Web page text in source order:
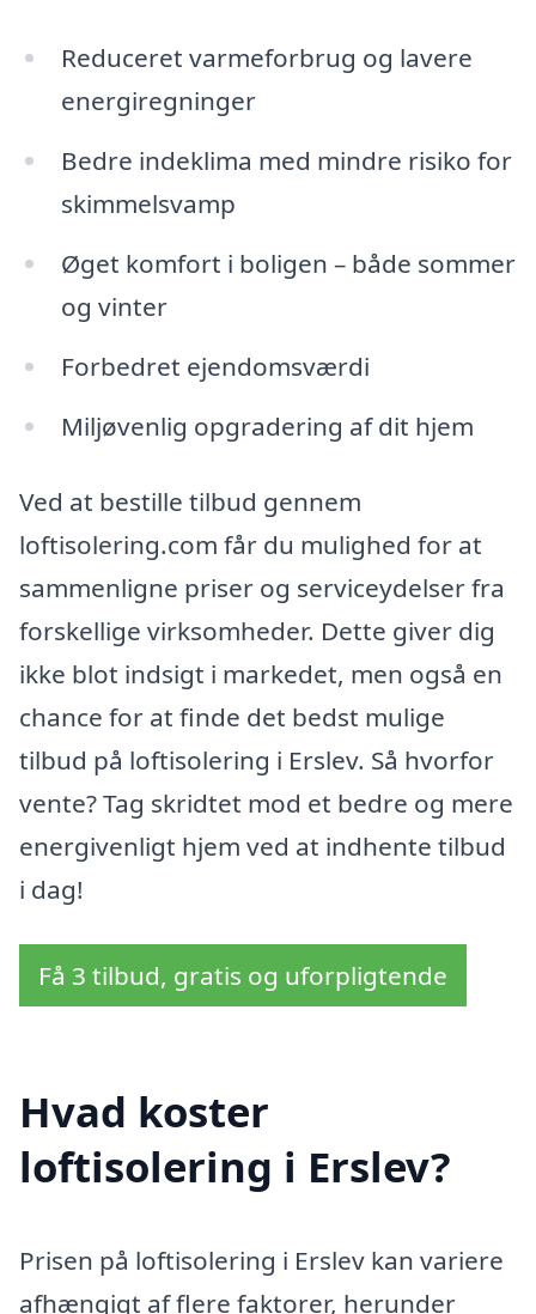
Reduceret varmeforbrug og lavere
energiregninger
Bedre indeklima med mindre risiko for
skimmelsvamp
Øget komfort i boligen – både sommer
og vinter
Forbedret ejendomsværdi
Miljøvenlig opgradering af dit hjem
Ved at bestille tilbud gennem
loftisolering.com får du mulighed for at
sammenligne priser og serviceydelser fra
forskellige virksomheder. Dette giver dig
ikke blot indsigt i markedet, men også en
chance for at finde det bedst mulige
tilbud på loftisolering i Erslev. Så hvorfor
vente? Tag skridtet mod et bedre og mere
energivenligt hjem ved at indhente tilbud
i dag!
Få 3 tilbud, gratis og uforpligtende
Hvad koster
loftisolering i Erslev?
Prisen på loftisolering i Erslev kan variere
afhængigt af flere faktorer, herunder